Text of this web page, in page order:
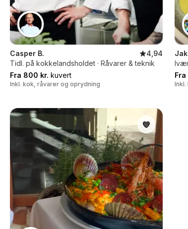
Casper B.
4,94
Tidl. på kokkelandsholdet · Råvarer & teknik
Fra 800 kr. kuvert
Inkl. kok, råvarer og oprydning